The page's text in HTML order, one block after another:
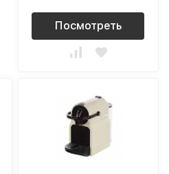
Посмотреть